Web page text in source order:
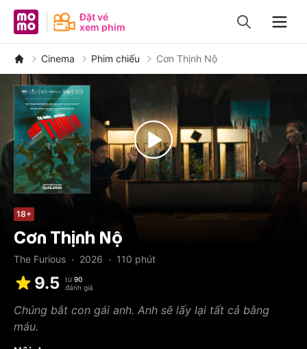
MoMo - Ứng dụng tài chính
Đặt vé
xem phim
Cinema Phim chiếu Cơn Thịnh Nộ
18+
Cơn Thịnh Nộ
The Furious · 2026 · 110 phút
9.5 từ 90
đánh giá
Chúng bắt con gái anh. Anh sẽ lấy lại tất cả bằng
máu.